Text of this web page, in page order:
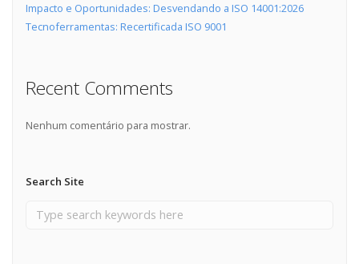
Impacto e Oportunidades: Desvendando a ISO 14001:2026
Tecnoferramentas: Recertificada ISO 9001
Recent Comments
Nenhum comentário para mostrar.
Search Site